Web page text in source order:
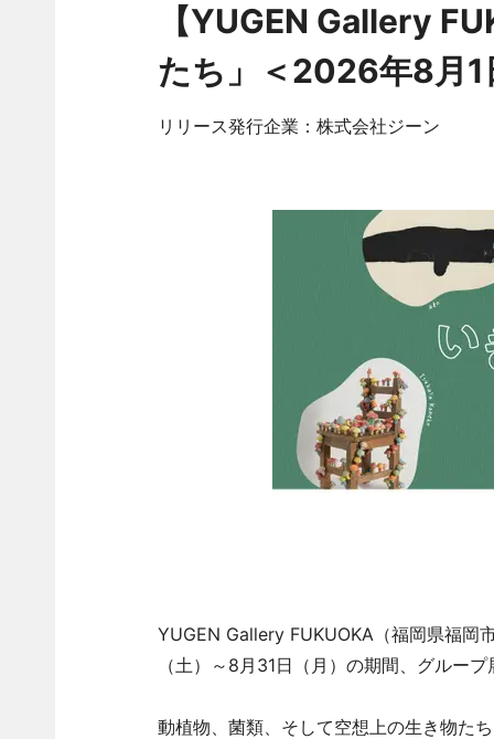
【YUGEN Gallery
たち」＜2026年8月1
リリース発行企業：株式会社ジーン
YUGEN Gallery FUKUOKA（福岡県福岡
（土）～8月31日（月）の期間、グルー
動植物、菌類、そして空想上の生き物た